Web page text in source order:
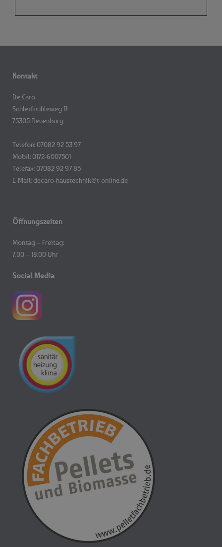
Kontakt
De Caro
Schleifmühleweg 11
75305 Neuenbürg
Telefon: 07082 92 53 97
Mobil: 0172-6007501
Telefax: 07082 92 97 85
E-Mail: decaro-haustechnik@t-online.de
Öffnungszeiten
Montag – Freitag:
7.00 – 18.00 Uhr
Social Media